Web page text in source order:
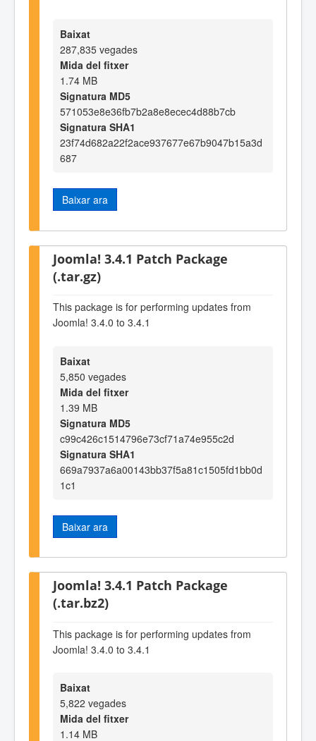
Baixat
287,835 vegades
Mida del fitxer
1.74 MB
Signatura MD5
571053e8e36fb7b2a8e8ecec4d88b7cb
Signatura SHA1
23f74d682a22f2ace937677e67b9047b15a3d
687
Baixar ara
Joomla! 3.4.1 Patch Package
(.tar.gz)
This package is for performing updates from
Joomla! 3.4.0 to 3.4.1
Baixat
5,850 vegades
Mida del fitxer
1.39 MB
Signatura MD5
c99c426c1514796e73cf71a74e955c2d
Signatura SHA1
669a7937a6a00143bb37f5a81c1505fd1bb0d
1c1
Baixar ara
Joomla! 3.4.1 Patch Package
(.tar.bz2)
This package is for performing updates from
Joomla! 3.4.0 to 3.4.1
Baixat
5,822 vegades
Mida del fitxer
1.14 MB